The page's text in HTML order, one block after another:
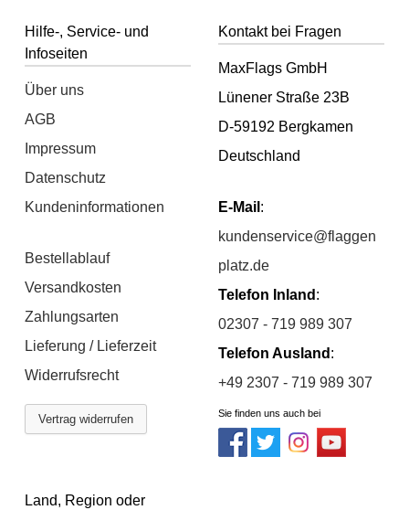
Hilfe-, Service- und
Infoseiten
Über uns
AGB
Impressum
Datenschutz
Kundeninformationen
Bestellablauf
Versandkosten
Zahlungsarten
Lieferung / Lieferzeit
Widerrufsrecht
Vertrag widerrufen
Kontakt bei Fragen
MaxFlags GmbH
Lünener Straße 23B
D-59192 Bergkamen
Deutschland
E-Mail :
kundenservice@flaggen
platz.de
Telefon Inland :
02307 - 719 989 307
Telefon Ausland :
+49 2307 - 719 989 307
Sie finden uns auch bei
Land, Region oder